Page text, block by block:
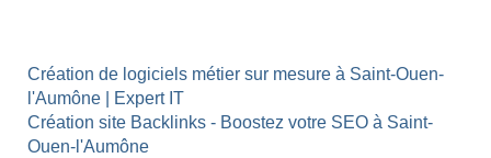
Création de logiciels métier sur mesure à Saint-Ouen-
l'Aumône | Expert IT
Création site Backlinks - Boostez votre SEO à Saint-
Ouen-l'Aumône